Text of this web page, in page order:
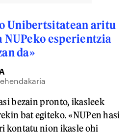
Unibertsitatean aritu
NUPeko esperientzia
da»
bezain pronto, ikasleek
bat egiteko. «NUPen hasi
kontatu nion ikasle ohi